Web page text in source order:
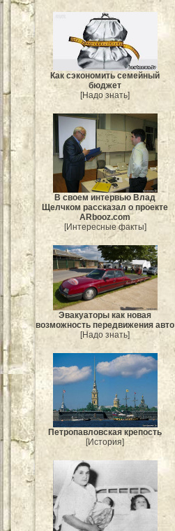
Как сэкономить семейный
бюджет
[Надо знать]
В своем интервью Влад
Щелчком рассказал о проекте
ARbooz.com
[Интересные факты]
Эвакуаторы как новая
возможность передвижения авто
[Надо знать]
Петропавловская крепость
[История]